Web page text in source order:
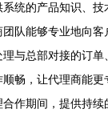
系统的产品知识、
队能够专业地向客
理与总部对接的订
畅，让代理商能更
合作期间，提供持